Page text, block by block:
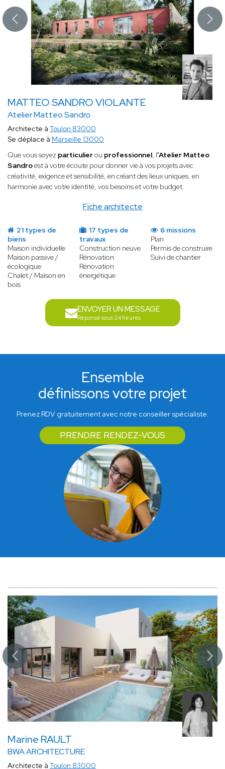
MATTEO SANDRO VIOLANTE
Atelier Matteo Sandro
Fiche architecte
Architecte à Toulon 83000
Se déplace à Marseille 13000
Que vous soyez particulierou professionnel, l’Atelier Matteo
Sandroest à votre écoute pour donner vie à vos projets avec
créativité, exigence et sensibilité, en créant des lieux uniques, en
harmonie avec votre identité, vos besoins et votre budget.
21 types de
biens
Maison individuelle
Maison passive /
écologique
Chalet / Maison en
bois
17 types de
travaux
Construction neuve
Rénovation
Rénovation
énergétique
6 missions
Plan
Permis de construire
Suivi de chantier
ENVOYER UN MESSAGE
Réponse sous 24 heures
Ensemble
définissons votre projet
Prenez RDV gratuitement avec notre conseiller spécialiste.
PRENDRE RENDEZ-VOUS
Marine RAULT
BWA ARCHITECTURE
Architecte à Toulon 83000